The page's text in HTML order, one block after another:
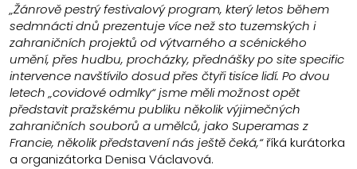
„Žánrově pestrý festivalový program, který letos během
sedmnácti dnů prezentuje více než sto tuzemských i
zahraničních projektů od výtvarného a scénického
umění, přes hudbu, procházky, přednášky po site specific
intervence navštívilo dosud přes čtyři tisíce lidí. Po dvou
letech „covidové odmlky“ jsme měli možnost opět
představit pražskému publiku několik výjimečných
zahraničních souborů a umělců, jako Superamas z
Francie, několik představení nás ještě čeká,“říká kurátorka
a organizátorka Denisa Václavová.